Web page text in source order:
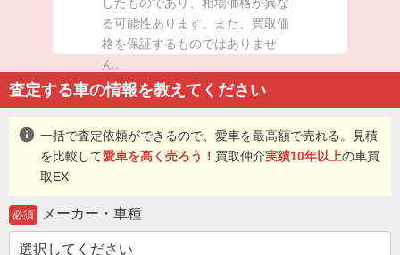
る可能性あります。また、買取価
格を保証するものではありませ
ん。
査定する車の情報を教えてください
info 一括で査定依頼ができるので、愛車を最高額で売れる。見積
を比較して愛車を高く売ろう！ 買取仲介実績10年以上の車買
取EX
必須 メーカー・車種